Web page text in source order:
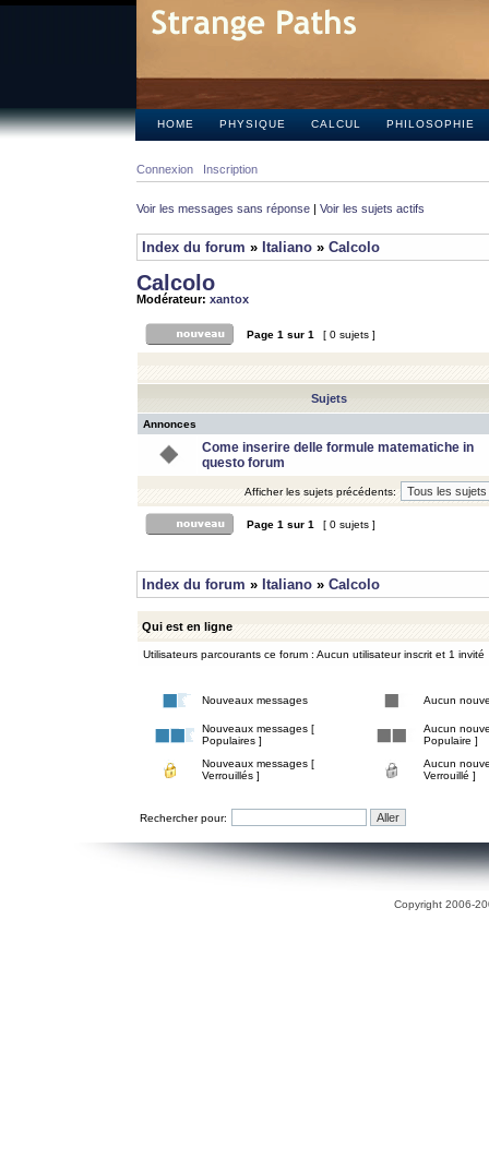
HOME PHYSIQUE CALCUL PHILOSOPHIE
Connexion Inscription
Voir les messages sans réponse | Voir les sujets actifs
Index du forum » Italiano » Calcolo
Calcolo
Modérateur: xantox
Page 1 sur 1 [ 0 sujets ]
Sujets
Annonces
Come inserire delle formule matematiche in
questo forum
Afficher les sujets précédents:
Page 1 sur 1 [ 0 sujets ]
Index du forum » Italiano » Calcolo
Qui est en ligne
Utilisateurs parcourants ce forum : Aucun utilisateur inscrit et 1 invité
Nouveaux messages Aucun
Nouveaux messages [
Populaires ]
Aucun
Populaire ]
Nouveaux messages [
Verrouillés ]
Aucun
Verrouillé ]
Rechercher pour:
Copyright 2006-